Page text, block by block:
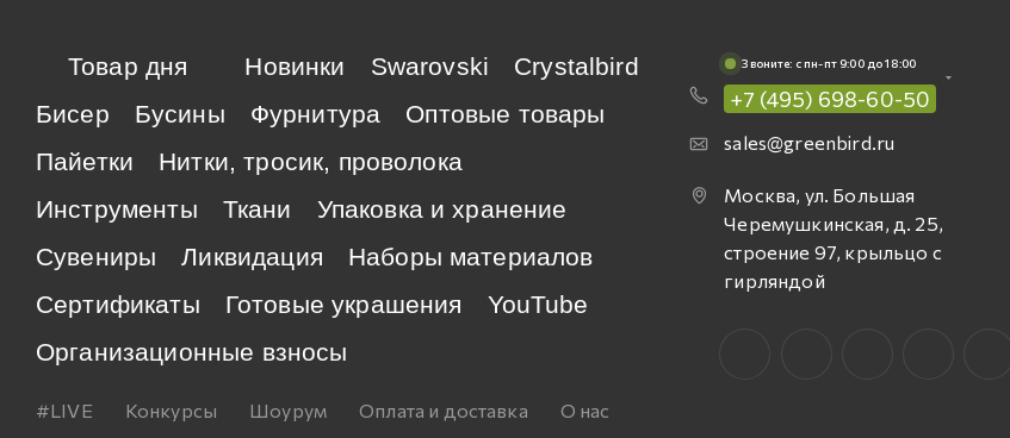
Товар дня Новинки Swarovski
Crystalbird
Бисер
Бусины Фурнитура
Оптовые товары
Пайетки
Нитки, тросик, проволока
Инструменты
Ткани
Упаковка и хранение
Сувениры
Ликвидация
Наборы материалов
Сертификаты
Готовые украшения
YouTube
Организационные взносы
#LIVE Конкурсы Шоурум Оплата и доставка О нас
Звоните: c пн-пт 9:00 до 18:00
+7 (495) 698-60-50
sales@greenbird.ru
Москва, ул. Большая
Черемушкинская, д. 25,
строение 97, крыльцо с
гирляндой